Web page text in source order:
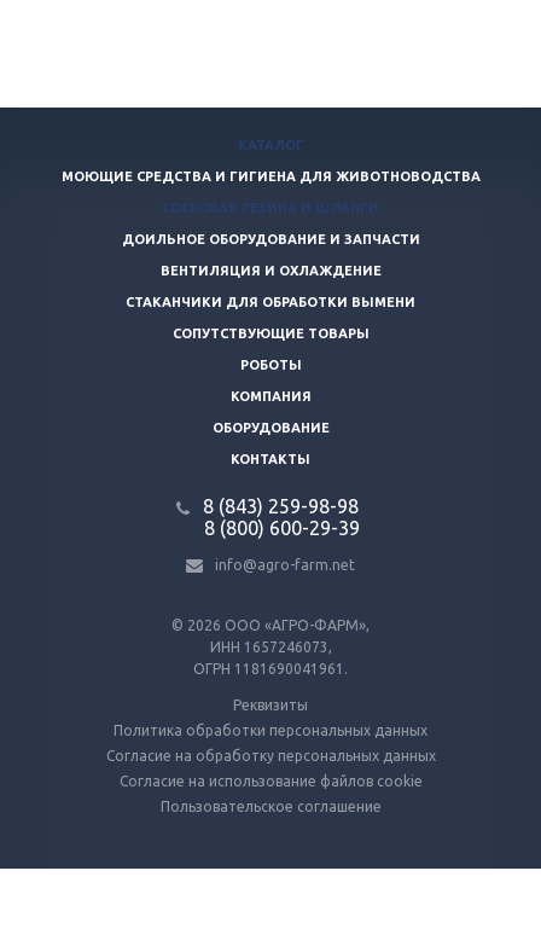
© 2026 ООО «АГРО-ФАРМ»,
ИНН 1657246073,
ОГРН 1181690041961.
Реквизиты
Политика обработки персональных данных
Согласие на обработку персональных данных
Согласие на использование файлов cookie
Пользовательское соглашение
КАТАЛОГ
МОЮЩИЕ СРЕДСТВА И ГИГИЕНА ДЛЯ ЖИВОТНОВОДСТВА
СОСКОВАЯ РЕЗИНА И ШЛАНГИ
ДОИЛЬНОЕ ОБОРУДОВАНИЕ И ЗАПЧАСТИ
ВЕНТИЛЯЦИЯ И ОХЛАЖДЕНИЕ
СТАКАНЧИКИ ДЛЯ ОБРАБОТКИ ВЫМЕНИ
СОПУТСТВУЮЩИЕ ТОВАРЫ
РОБОТЫ
КОМПАНИЯ
ОБОРУДОВАНИЕ
КОНТАКТЫ
8 (843) 259-98-98
8 (800) 600-29-39
info@agro-farm.net